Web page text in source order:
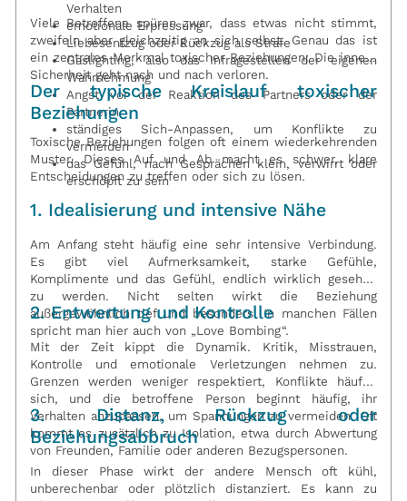
Verhalten
emotionale Erpressung
Liebesentzug oder Rückzug als Strafe
Gaslighting, also das Infragestellen der eigenen
Wahrnehmung
Angst vor der Reaktion des Partners oder der
Partnerin
ständiges Sich-Anpassen, um Konflikte zu
vermeiden
das Gefühl, nach Gesprächen klein, verwirrt oder
erschöpft zu sein
Viele Betroffene spüren zwar, dass etwas nicht stimmt,
zweifeln aber gleichzeitig an sich selbst. Genau das ist
ein zentrales Merkmal toxischer Beziehungen: Die innere
Sicherheit geht nach und nach verloren.
Der typische Kreislauf toxischer
Beziehungen
Toxische Beziehungen folgen oft einem wiederkehrenden
Muster. Dieses Auf und Ab macht es schwer, klare
Entscheidungen zu treffen oder sich zu lösen.
1. Idealisierung und intensive Nähe
Am Anfang steht häufig eine sehr intensive Verbindung.
Es gibt viel Aufmerksamkeit, starke Gefühle,
Komplimente und das Gefühl, endlich wirklich gesehen
zu werden. Nicht selten wirkt die Beziehung
außergewöhnlich tief und besonders. In manchen Fällen
spricht man hier auch von „Love Bombing“.
2. Entwertung und Kontrolle
Mit der Zeit kippt die Dynamik. Kritik, Misstrauen,
Kontrolle und emotionale Verletzungen nehmen zu.
Grenzen werden weniger respektiert, Konflikte häufen
sich, und die betroffene Person beginnt häufig, ihr
Verhalten anzupassen, um Spannungen zu vermeiden. Oft
kommt es zusätzlich zu Isolation, etwa durch Abwertung
von Freunden, Familie oder anderen Bezugspersonen.
3. Distanz, Rückzug oder
Beziehungsabbruch
In dieser Phase wirkt der andere Mensch oft kühl,
unberechenbar oder plötzlich distanziert. Es kann zu